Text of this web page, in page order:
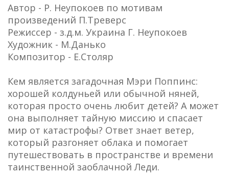
Автор - Р. Неупокоев по мотивам
произведений П.Треверс
Режиссер - з.д.м. Украина Г. Неупокоев
Художник - М.Данько
Композитор - Е.Столяр
Кем является загадочная Мэри Поппинс:
хорошей колдуньей или обычной няней,
которая просто очень любит детей? А может
она выполняет тайную миссию и спасает
мир от катастрофы? Ответ знает ветер,
который разгоняет облака и помогает
путешествовать в пространстве и времени
таинственной заоблачной Леди.